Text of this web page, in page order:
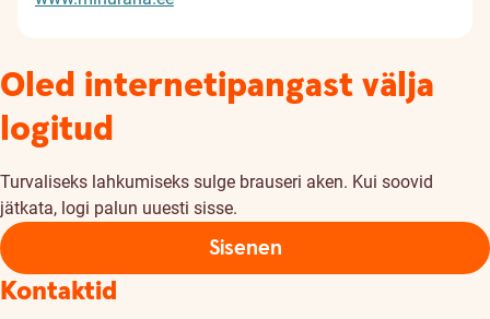
Oled internetipangast välja
logitud
Turvaliseks lahkumiseks sulge brauseri aken. Kui soovid
jätkata, logi palun uuesti sisse.
Sisenen
Kontaktid